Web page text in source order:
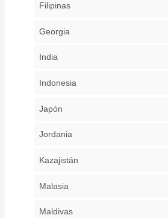
Filipinas
Georgia
India
Indonesia
Japón
Jordania
Kazajistán
Malasia
Maldivas